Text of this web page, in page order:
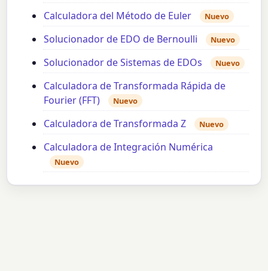
Calculadora del Método de Euler Nuevo
Solucionador de EDO de Bernoulli Nuevo
Solucionador de Sistemas de EDOs Nuevo
Calculadora de Transformada Rápida de
Fourier (FFT)
Nuevo
Calculadora de Transformada Z Nuevo
Calculadora de Integración Numérica
Nuevo